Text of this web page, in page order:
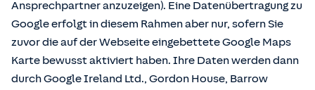
Ansprechpartner anzuzeigen). Eine Datenübertragung zu
Google erfolgt in diesem Rahmen aber nur, sofern Sie
zuvor die auf der Webseite eingebettete Google Maps
Karte bewusst aktiviert haben. Ihre Daten werden dann
durch Google Ireland Ltd., Gordon House, Barrow